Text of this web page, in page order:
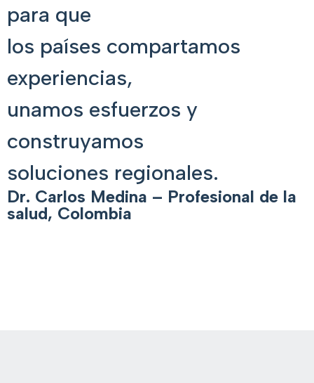
para que
los países compartamos
experiencias,
unamos esfuerzos y
construyamos
soluciones regionales.
Dr. Carlos Medina – Profesional de la
salud, Colombia